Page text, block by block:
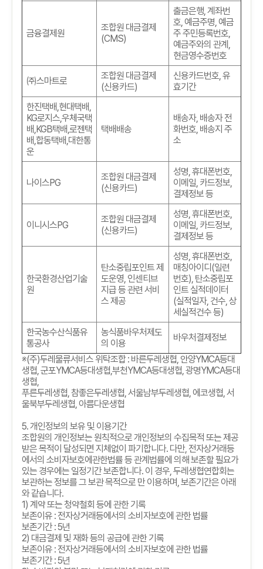
금융결제원
조합원 대금결제
(CMS)
출금은행,계좌번
호, 예금주명, 예금
주 주민등록번호,
예금주와의 관계 ,
현금영수증번호
㈜스마트로
조합원 대금결제
(신용카드)
신용카드번호,유
효기간
한진택배,현대택배,
KG로지스,우체국택
배,KGB택배,로젠택
배,합동택배,대한통
운
택배배송
배송자, 배송자 전
화번호, 배송지 주
소
나이스PG
조합원 대금결제
(신용카드)
성명,휴대폰번호,
이메일, 카드정보,
결제정보 등
이니시스PG
조합원 대금결제
(신용카드)
성명,휴대폰번호,
이메일, 카드정보,
결제정보 등
한국환경산업기술
원
탄소중립포인트 제
도운영, 인센티브
지급 등 관련 서비
스 제공
성명,휴대폰번호,
매칭아이디(일련
번호), 탄소중립포
인트 실적데이터
(실적일자, 건수, 상
세실적건수 등)
한국농수산식품유
통공사
농식품바우처제도
의 이용
바우처결제정보
※(주)두레물류서비스 위탁조합: 바른두레생협, 안양YMCA등대
생협,군포YMCA등대생협,부천YMCA등대생협,광명YMCA등대
생협,
푸른두레생협,참좋은두레생협,서울남부두레생협, 에코생협,서
울북부두레생협, 아름다운생협
5.개인정보의 보유 및 이용기간
조합원의 개인정보는 원칙적으로 개인정보의 수집목적 또는 제공
받은 목적이 달성되면 지체없이 파기합니다. 다만, 전자상거래등
에서의 소비자보호에관한법률 등 관계법률에 의해 보존할 필요가
있는 경우에는 일정기간 보존합니다. 이 경우,두레생협연합회는
보관하는 정보를 그 보관 목적으로 만 이용하며,보존기간은 아래
와 같습니다.
1) 계약 또는 청약철회 등에 관한 기록
보존이유 : 전자상거래등에서의 소비자보호에 관한 법률
보존기간 : 5년
2) 대금결제 및 재화 등의 공급에 관한 기록
보존이유 : 전자상거래등에서의 소비자보호에 관한 법률
보존기간 : 5년